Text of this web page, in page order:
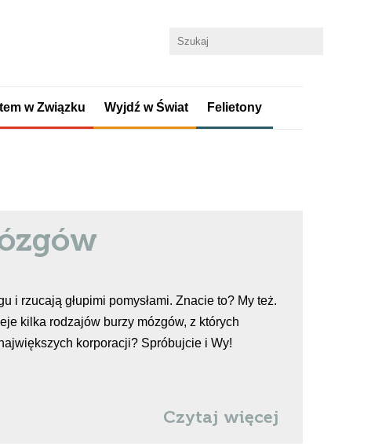
w Związku Wyjdź w Świat Felietony
i rzucają głupimi pomysłami. Znacie to? My też.
kilka rodzajów burzy mózgów, z których
korporacji? Spróbujcie i Wy!
Czytaj więcej